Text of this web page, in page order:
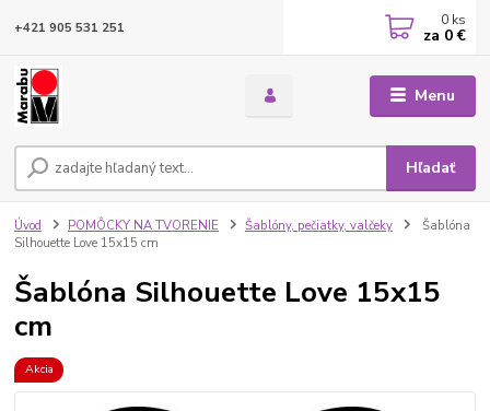
Menu
Hľadať
+421 905 531 251 0 ks
za 0 €
Úvod POMÔCKY NA TVORENIE Šablóny, pečiatky, valčeky
Šablóna
Silhouette Love 15x15 cm
Šablóna Silhouette Love 15x15
cm
Akcia